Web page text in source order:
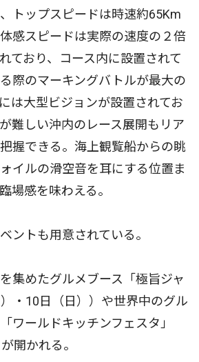
トップスピードは時速約65Km
感スピードは実際の速度の２倍
ており、コース内に設置されて
際のマーキングバトルが最大の
は大型ビジョンが設置されてお
難しい沖内のレース展開もリア
握できる。海上観覧船からの眺
イルの滑空音を耳にする位置ま
場感を味わえる。
ントも用意されている。
集めたグルメブース「極旨ジャ
・10日（日））や世界中のグル
ワールドキッチンフェスタ」
開かれる。